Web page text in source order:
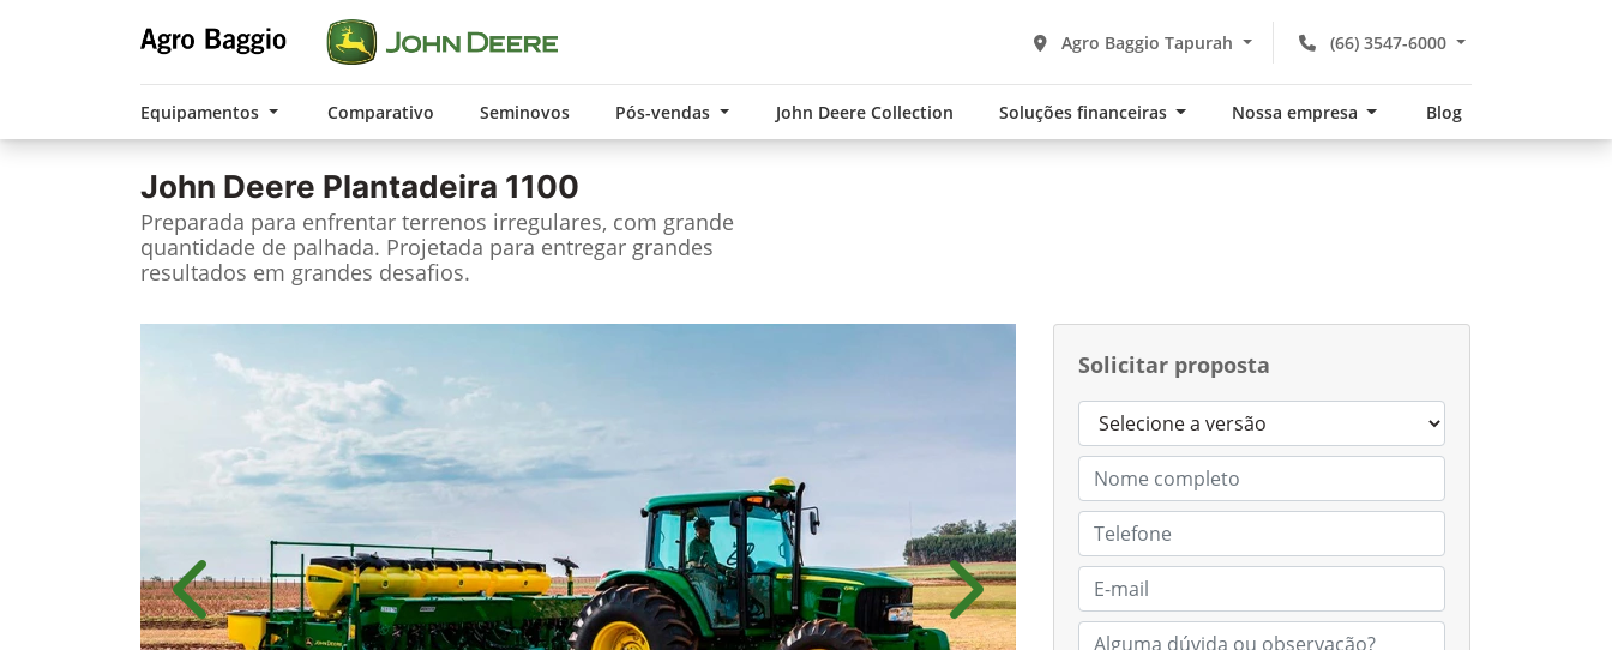
(66) 3547-6000
Agro Baggio Tapurah
Equipamentos Comparativo Seminovos Pós-vendas John Deere Collection Soluções financeiras Nossa empresa Blog
John Deere Plantadeira 1100
Preparada para enfrentar terrenos irregulares, com grande
quantidade de palhada. Projetada para entregar grandes
resultados em grandes desafios.
Solicitar proposta
Anterior Próximo